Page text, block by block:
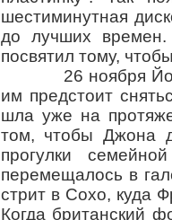
шестиминутная
до лучших
посвятил тому,
26 ноября Йоко
им предстоит
шла уже на
том, чтобы Джона
прогулки
перемещалось в
стрит в Сохо, куда
Когда британский